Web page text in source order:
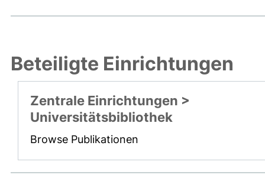
Beteiligte Einrichtungen
Zentrale Einrichtungen >
Universitätsbibliothek
Browse Publikationen